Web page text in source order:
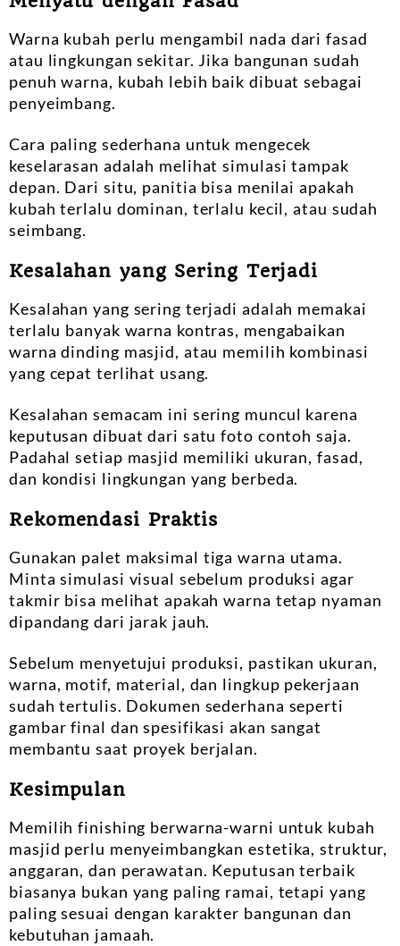
Warna kubah perlu mengambil nada dari fasad
atau lingkungan sekitar. Jika bangunan sudah
penuh warna, kubah lebih baik dibuat sebagai
penyeimbang.
Cara paling sederhana untuk mengecek
keselarasan adalah melihat simulasi tampak
depan. Dari situ, panitia bisa menilai apakah
kubah terlalu dominan, terlalu kecil, atau sudah
seimbang.
Kesalahan yang Sering Terjadi
Kesalahan yang sering terjadi adalah memakai
terlalu banyak warna kontras, mengabaikan
warna dinding masjid, atau memilih kombinasi
yang cepat terlihat usang.
Kesalahan semacam ini sering muncul karena
keputusan dibuat dari satu foto contoh saja.
Padahal setiap masjid memiliki ukuran, fasad,
dan kondisi lingkungan yang berbeda.
Rekomendasi Praktis
Gunakan palet maksimal tiga warna utama.
Minta simulasi visual sebelum produksi agar
takmir bisa melihat apakah warna tetap nyaman
dipandang dari jarak jauh.
Sebelum menyetujui produksi, pastikan ukuran,
warna, motif, material, dan lingkup pekerjaan
sudah tertulis. Dokumen sederhana seperti
gambar final dan spesifikasi akan sangat
membantu saat proyek berjalan.
Kesimpulan
Memilih finishing berwarna-warni untuk kubah
masjid perlu menyeimbangkan estetika, struktur,
anggaran, dan perawatan. Keputusan terbaik
biasanya bukan yang paling ramai, tetapi yang
paling sesuai dengan karakter bangunan dan
kebutuhan jamaah.